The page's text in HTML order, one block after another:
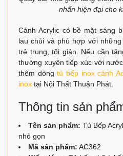
nhấn hiện đại cho
Cánh Acrylic có bề mặt sáng
lau chùi và phù hợp với
trẻ trung, tối giản. Nếu cần
thường xuyên tiếp xúc với
thêm dòngtủ bếp inox cánh
inox tại Nội Thất Thuận Phát.
Thông tin sản
Tên sản phẩm: Tủ Bếp
nhỏ gọn
Mã sản phẩm: AC362